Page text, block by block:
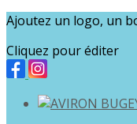
Ajoutez un logo, un
Cliquez pour éditer